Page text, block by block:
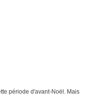
période d'avant-Noël. Mais